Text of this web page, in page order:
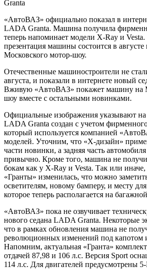
«АвтоВАЗ» официально показал в
LADA Granta. Машина получила
теперь напоминает модели X-Ray и
презентация машины состоится в августе
Московского мотор-шоу.
Отечественные машиностроители не
августа, и показали в интернете новый
Вживую «АвтоВАЗ» покажет машину на
шоу вместе с остальными новинками.
Официальные изображения указывают на
LADA Granta создан с учетом
который используется компанией
моделей. Уточним, что «Х-дизайн»
части новинки, а задняя часть
привычно. Кроме того, машина не
бокам как у X-Ray и Vesta. Так или иначе,
«Гранты» изменилась, что можно
осветителям, новому бамперу, и месту
которое теперь располагается на
«АвтоВАЗ» пока не озвучивает
нового седана LADA Granta. Некоторые
что в рамках обновления машина не
революционных изменений под капотом
Напомним, актуальная «Гранта»
отдачей 87,98 и 106 л.с. Версия Sport
114 л.с. Для двигателей